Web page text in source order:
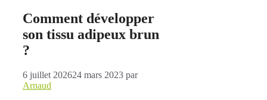
Comment développer
son tissu adipeux brun
?
6 juillet 202624 mars 2023 par
Arnaud